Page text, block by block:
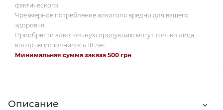
фактического.
Чрезмерное потребление алкоголя вредно для вашего
здоровья.
Приобрести алкогольную продукцию могут только лица,
которым исполнилось 18 лет.
Минимальная сумма заказа 500 грн
Описание